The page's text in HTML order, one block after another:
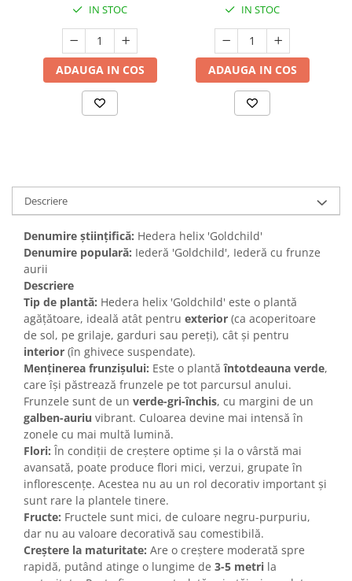
IN STOC
ADAUGA IN COS
IN STOC
ADAUGA IN COS
Descriere
Denumire științifică: Hedera helix 'Goldchild'
Denumire populară: Iederă 'Goldchild', Iederă cu frunze
aurii
Descriere
Tip de plantă: Hedera helix 'Goldchild' este o plantă
agățătoare, ideală atât pentru exterior (ca acoperitoare
de sol, pe grilaje, garduri sau pereți), cât și pentru
interior (în ghivece suspendate).
Menținerea frunzișului: Este o plantăîntotdeauna verde,
care își păstrează frunzele pe tot parcursul anului.
Frunzele sunt de un verde-gri-închis, cu margini de un
galben-auriu vibrant. Culoarea devine mai intensă în
zonele cu mai multă lumină.
Flori: În condiții de creștere optime și la o vârstă mai
avansată, poate produce flori mici, verzui, grupate în
inflorescențe. Acestea nu au un rol decorativ important și
sunt rare la plantele tinere.
Fructe: Fructele sunt mici, de culoare negru-purpuriu,
dar nu au valoare decorativă sau comestibilă.
Creștere la maturitate: Are o creștere moderată spre
rapidă, putând atinge o lungime de 3-5 metri la